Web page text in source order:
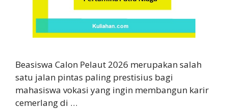
Beasiswa Calon Pelaut 2026 merupakan salah
satu jalan pintas paling prestisius bagi
mahasiswa vokasi yang ingin membangun karir
cemerlang di …